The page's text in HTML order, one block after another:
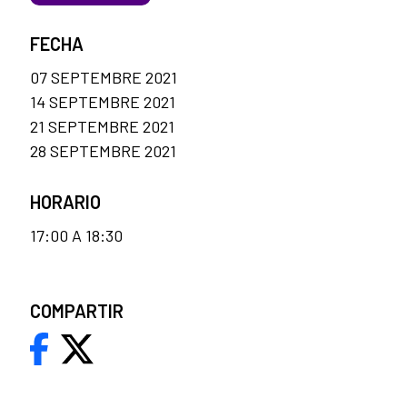
FECHA
07 SEPTEMBRE 2021
14 SEPTEMBRE 2021
21 SEPTEMBRE 2021
28 SEPTEMBRE 2021
HORARIO
17:00 A 18:30
COMPARTIR